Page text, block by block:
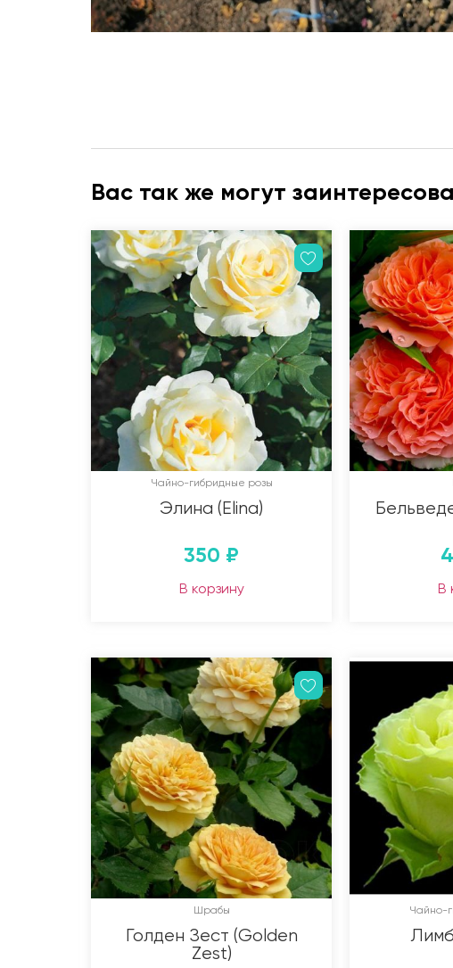
Вас так же могут
Чайно-гибридные розы
Элина (Elina)
350 ₽
В корзину В
Шрабы
Голден Зест (Golden
Zest)
Чайно-